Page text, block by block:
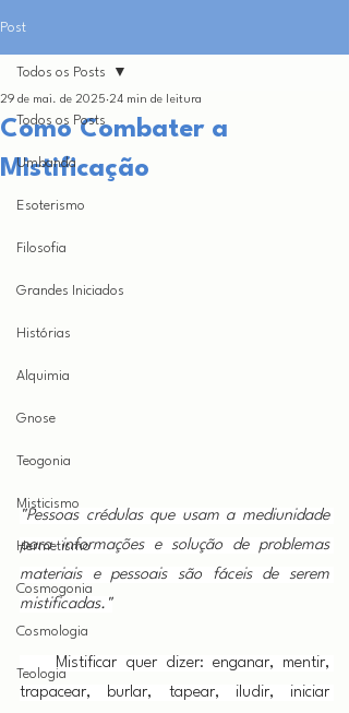
Post
Todos os Posts
Umbanda
Esoterismo
Filosofia
Grandes Iniciados
Histórias
Alquimia
Gnose
Teogonia
Misticismo
Hermetismo
Cosmogonia
Cosmologia
Teologia
Todos os Posts
Como Combater a
Mistificação
29 de mai. de 2025 24 min de leitura
"Pessoas crédulas que usam a mediunidade
para informações e solução de problemas
materiais e pessoais são fáceis de serem
mistificadas."
    Mistificar quer dizer: enganar, mentir,
trapacear, burlar, tapear, iludir, iniciar